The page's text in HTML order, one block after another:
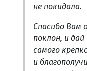
не покидала.
Спасибо Вам
поклон, и
самого
и